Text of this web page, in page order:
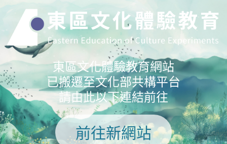
東區文化體驗教育網站
已搬遷至文化部共構平台
請由此以下連結前往
前往新網站